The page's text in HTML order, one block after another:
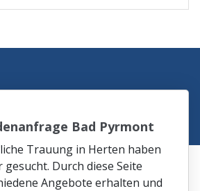
Bad Pyrmont
Trauung in Herten haben
Durch diese Seite
Angebote erhalten und